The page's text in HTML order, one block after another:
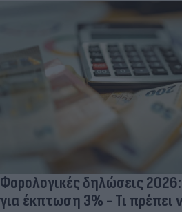
Φορολογικές δηλώσεις
για έκπτωση 3% - Τι πρέπει